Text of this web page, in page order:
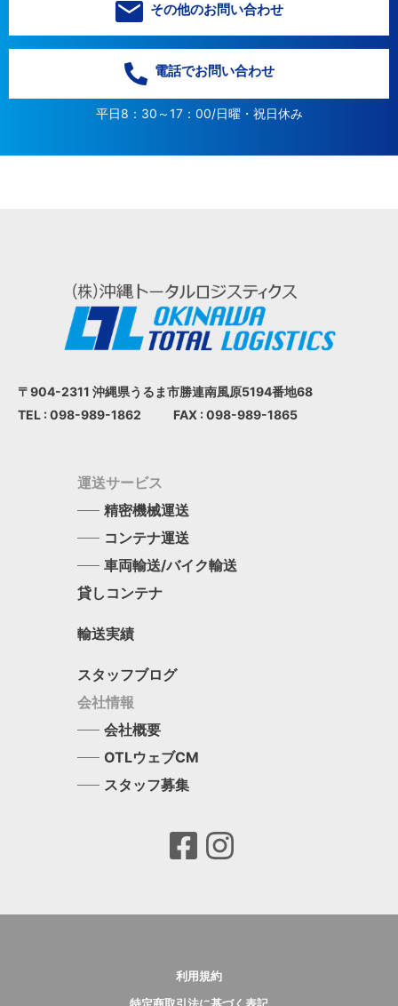
その他のお問い合わせ
電話でお問い合わせ
平日8：30～17：00/日曜・祝日休み
〒904-2311 沖縄県うるま市勝連南風原5194番地68
TEL : 098-989-1862
FAX : 098-989-1865
運送サービス
精密機械運送
コンテナ運送
車両輸送/バイク輸送
貸しコンテナ
輸送実績
スタッフブログ
会社情報
会社概要
OTLウェブCM
スタッフ募集
利用規約